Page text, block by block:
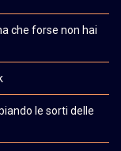
che forse non hai
le sorti delle